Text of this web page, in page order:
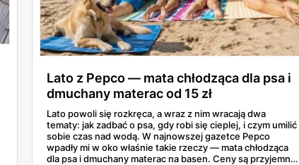
Lato z Pepco — mata chłodząca dla psa i
dmuchany materac od 15 zł
Lato powoli się rozkręca, a wraz z nim wracają dwa
tematy: jak zadbać o psa, gdy robi się cieplej, i czym umilić
sobie czas nad wodą. W najnowszej gazetce Pepco
wpadły mi w oko właśnie takie rzeczy — mata chłodząca
dla psa i dmuchany materac na basen. Ceny są przyjemne: